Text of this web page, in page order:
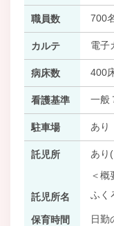
職員数 700
カルテ 電子
病床数 400
看護基準 一般
駐車場 あり
託児所
あり
＜概
託児所名
ふく
保育時間 日勤